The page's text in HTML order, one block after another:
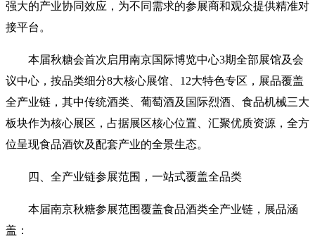
强大的产业协同效应，为不同需求的参展商和观众提供精准对
接平台。
本届秋糖会首次启用南京国际博览中心3期全部展馆及会
议中心，按品类细分8大核心展馆、12大特色专区，展品覆盖
全产业链，其中传统酒类、葡萄酒及国际烈酒、食品机械三大
板块作为核心展区，占据展区核心位置、汇聚优质资源，全方
位呈现食品酒饮及配套产业的全景生态。
四、全产业链参展范围，一站式覆盖全品类
本届南京秋糖参展范围覆盖食品酒类全产业链，展品涵
盖：